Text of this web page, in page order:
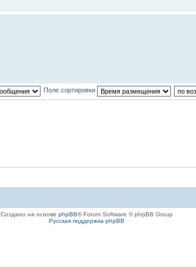
Поле сортировки
Создано на основе phpBB® Forum Software © phpBB Group
Русская поддержка phpBB